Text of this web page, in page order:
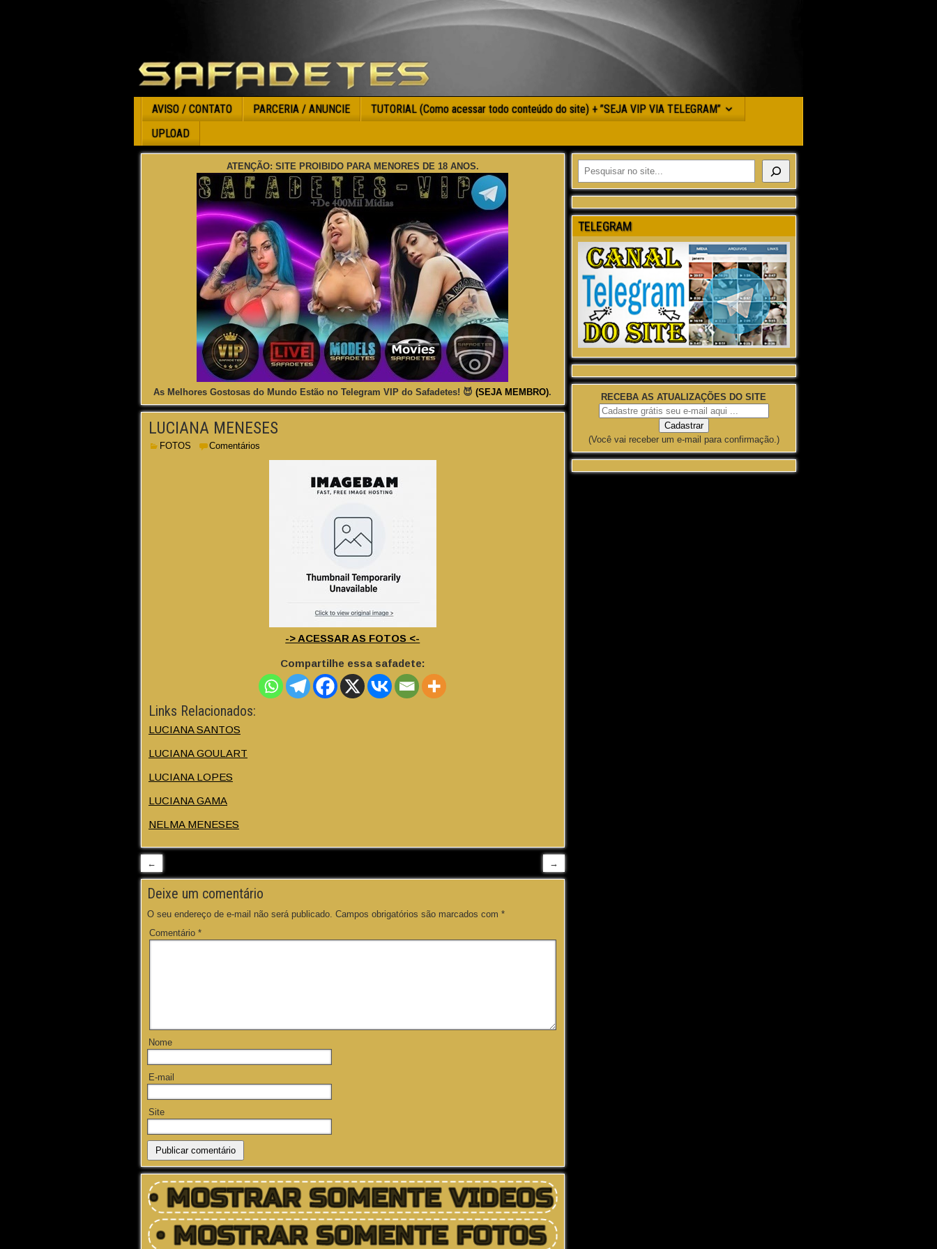
AVISO / CONTATO PARCERIA / ANUNCIE
TUTORIAL (Como acessar todo conteúdo do site) + ”SEJA VIP VIA TELEGRAM”
UPLOAD
ATENÇÃO: SITE PROIBIDO PARA MENORES DE 18 ANOS.
As Melhores Gostosas do Mundo Estão no Telegram VIP do Safadetes! 😈(SEJA MEMBRO).
LUCIANA MENESES
FOTOS Comentários
-> ACESSAR AS FOTOS <-
Compartilhe essa safadete:
Links Relacionados:
LUCIANA SANTOS
LUCIANA GOULART
LUCIANA LOPES
LUCIANA GAMA
NELMA MENESES
← →
Deixe um comentário
O seu endereço de e-mail não será publicado. Campos obrigatórios são marcados com *
Comentário *
Nome
E-mail
Site
TELEGRAM
RECEBA AS ATUALIZAÇÕES DO SITE
(Você vai receber um e-mail para confirmação.)